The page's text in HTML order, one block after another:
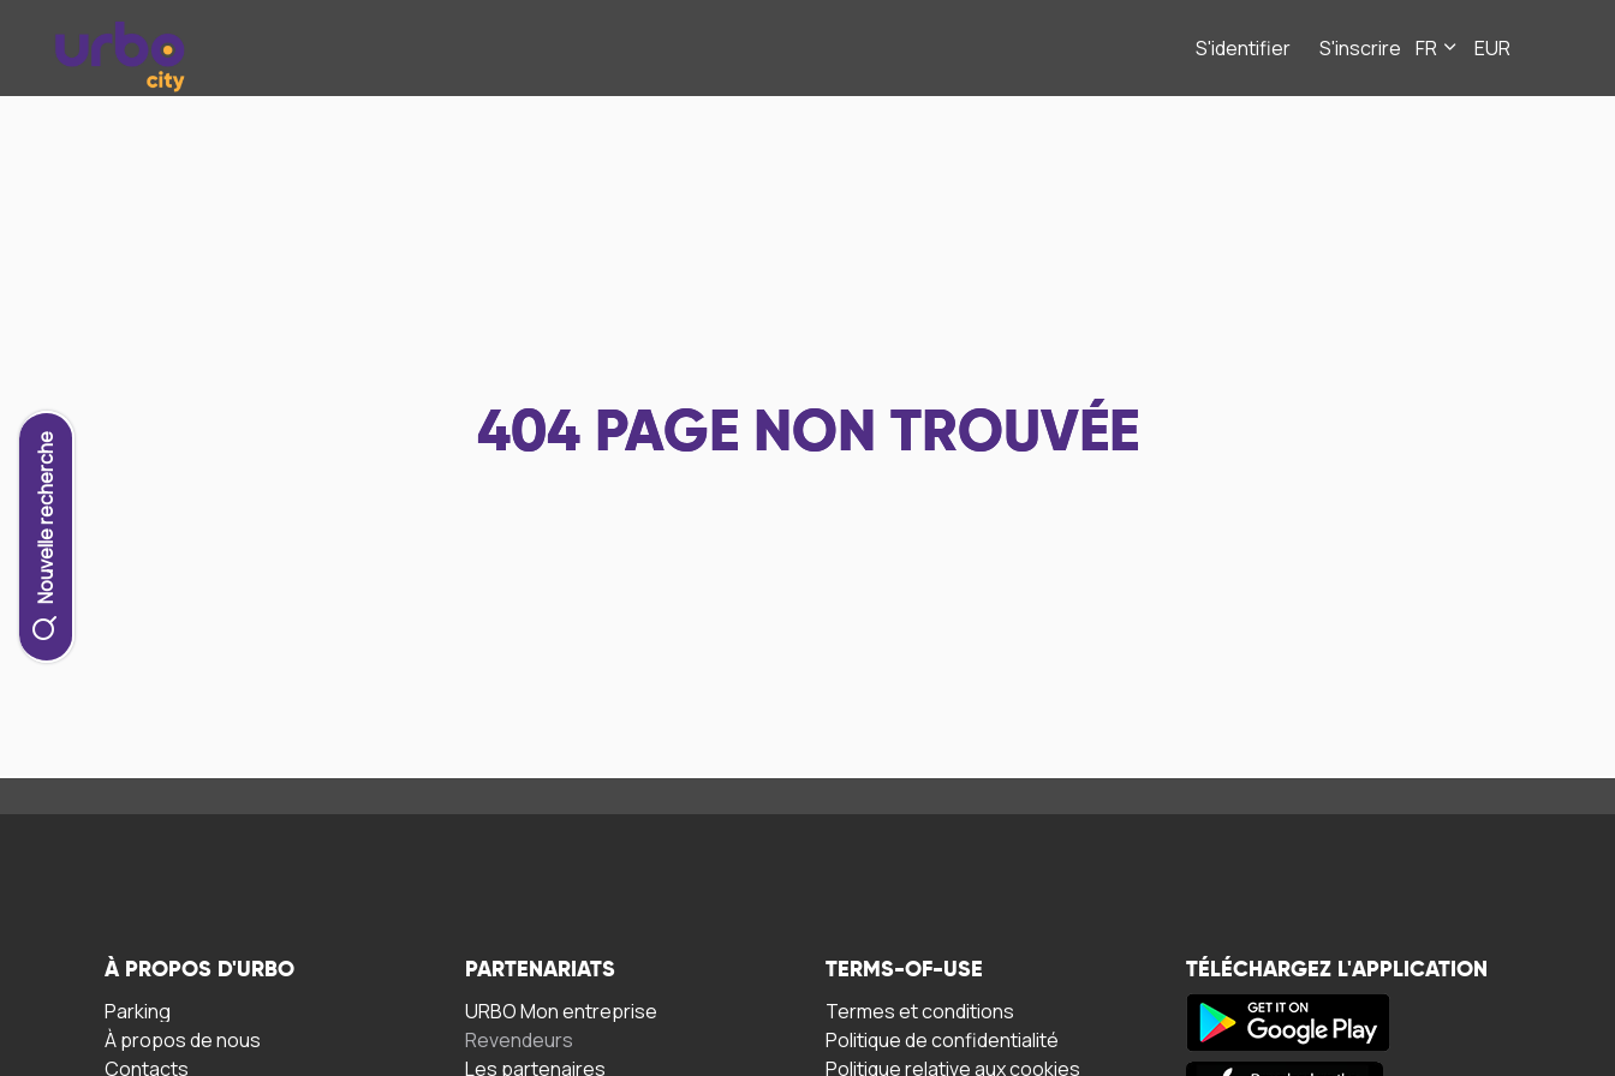
S'identifier S'inscrire FR EUR
Nouvelle recherche 404 PAGE NON TROUVÉE
À PROPOS D'URBO
Parking
À propos de nous
Contacts
PARTENARIATS
URBO Mon entreprise
Revendeurs
Les partenaires
TERMS-OF-USE
Termes et conditions
Politique de confidentialité
Politique relative aux cookies
TÉLÉCHARGEZ L'APPLICATION